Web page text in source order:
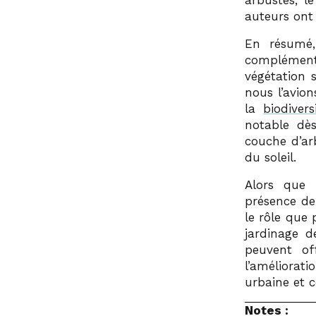
auteurs ont
En
végétation
nous
la
notable
couche
du soleil.
Alors que
présence
le rôle que
jardinage
peuvent
urbaine et
Notes :